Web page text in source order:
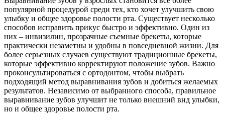
популярной процедурой среди тех, кто хочет улучшить свою
улыбку и общее здоровье полости рта. Существует несколько
способов исправить прикус быстро и эффективно. Один из
них – инвизилин, прозрачные съемные брекеты, которые
практически незаметны и удобны в повседневной жизни. Для
более серьезных случаев существуют традиционные брекеты,
которые эффективно корректируют положение зубов. Важно
проконсультироваться с ортодонтом, чтобы выбрать
подходящий метод выравнивания зубов и добиться желаемых
результатов. Независимо от выбранного способа, правильное
выравнивание зубов улучшит не только внешний вид улыбки,
но и общее здоровье полости рта.